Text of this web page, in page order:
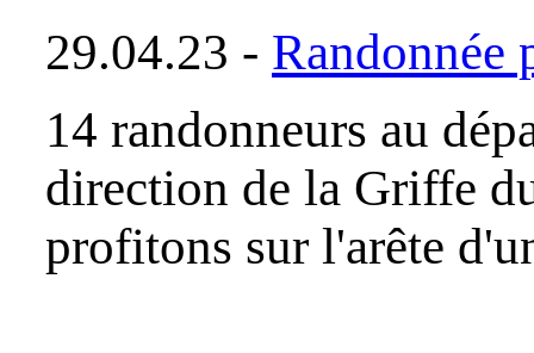
29.04.23 - Randonnée
14 randonneurs au
direction de la Griffe
profitons sur l'arête